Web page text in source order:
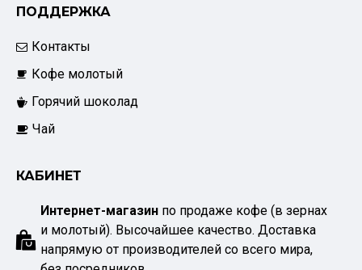
ПОДДЕРЖКА
Контакты
Кофе молотый
Горячий шоколад
Чай
КАБИНЕТ
Интернет-магазин по продаже кофе (в зернах
и молотый). Высочайшее качество. Доставка
напрямую от производителей со всего мира,